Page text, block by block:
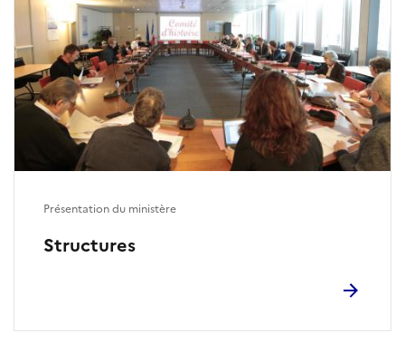
Structures
Présentation du ministère